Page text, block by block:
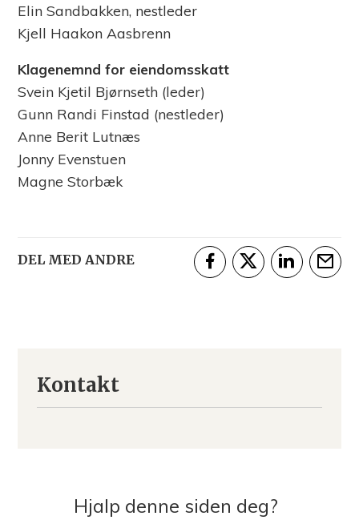
Elin Sandbakken, nestleder
Kjell Haakon Aasbrenn
Klagenemnd for eiendomsskatt
Svein Kjetil Bjørnseth (leder)
Gunn Randi Finstad (nestleder)
Anne Berit Lutnæs
Jonny Evenstuen
Magne Storbæk
DEL MED ANDRE
Kontakt
Hjalp denne siden deg?